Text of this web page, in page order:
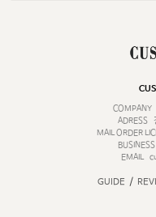
COMPANY
ADRESS
MAIL ORDER
EMAIL
GUIDE /